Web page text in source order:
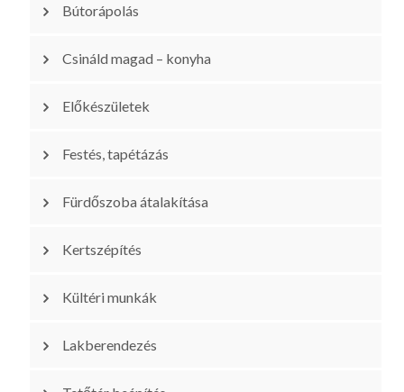
Bútorápolás
Csináld magad – konyha
Előkészületek
Festés, tapétázás
Fürdőszoba átalakítása
Kertszépítés
Kültéri munkák
Lakberendezés